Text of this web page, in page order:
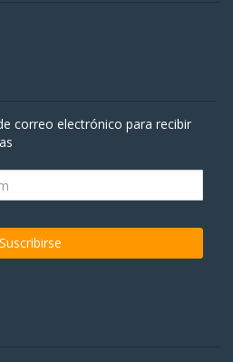
correo electrónico para recibir